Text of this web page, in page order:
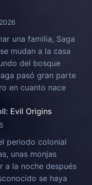
2026
una familia, Saga
mudan a la casa
del bosque
pasó gran parte
en cuanto nace
Evil Origins
periodo colonial
unas monjas
a la noche después
se haya